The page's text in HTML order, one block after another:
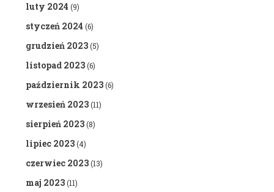
luty 2024 (9)
styczeń 2024 (6)
grudzień 2023(5)
listopad 2023(6)
październik 2023(6)
wrzesień 2023(11)
sierpień 2023(8)
lipiec 2023(4)
czerwiec 2023(13)
maj 2023(11)